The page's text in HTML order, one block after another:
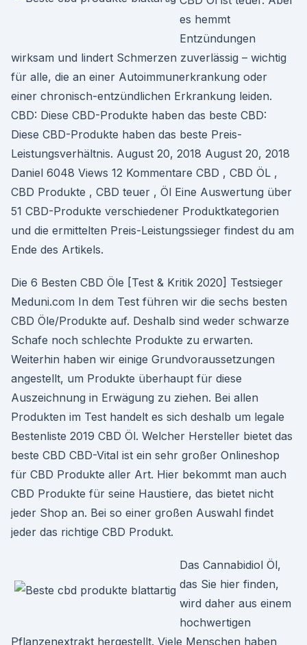
es hemmt
Entzündungen
wirksam und lindert Schmerzen zuverlässig – wichtig
für alle, die an einer Autoimmunerkrankung oder
einer chronisch-entzündlichen Erkrankung leiden.
CBD: Diese CBD-Produkte haben das beste CBD:
Diese CBD-Produkte haben das beste Preis-
Leistungsverhältnis. August 20, 2018 August 20, 2018
Daniel 6048 Views 12 Kommentare CBD , CBD ÖL ,
CBD Produkte , CBD teuer , Öl Eine Auswertung über
51 CBD-Produkte verschiedener Produktkategorien
und die ermittelten Preis-Leistungssieger findest du am
Ende des Artikels.
Die 6 Besten CBD Öle [Test & Kritik 2020] Testsieger
Meduni.com In dem Test führen wir die sechs besten
CBD Öle/Produkte auf. Deshalb sind weder schwarze
Schafe noch schlechte Produkte zu erwarten.
Weiterhin haben wir einige Grundvoraussetzungen
angestellt, um Produkte überhaupt für diese
Auszeichnung in Erwägung zu ziehen. Bei allen
Produkten im Test handelt es sich deshalb um legale
Bestenliste 2019 CBD Öl. Welcher Hersteller bietet das
beste CBD CBD-Vital ist ein sehr großer Onlineshop
für CBD Produkte aller Art. Hier bekommt man auch
CBD Produkte für seine Haustiere, das bietet nicht
jeder Shop an. Bei so einer großen Auswahl findet
jeder das richtige CBD Produkt.
Das Cannabidiol Öl,
das Sie hier finden,
wird daher aus einem
hochwertigen
Pflanzenextrakt hergestellt. Viele Menschen haben